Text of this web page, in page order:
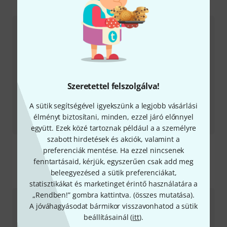
Szeretettel felszolgálva!
A sütik segítségével igyekszünk a legjobb vásárlási
élményt biztosítani, minden, ezzel járó előnnyel
együtt. Ezek közé tartoznak például a a személyre
szabott hirdetések és akciók, valamint a
preferenciák mentése. Ha ezzel nincsenek
fenntartásaid, kérjük, egyszerűen csak add meg
beleegyezésed a sütik preferenciákat,
statisztikákat és marketinget érintő használatára a
„Rendben!” gombra kattintva. (összes mutatása).
A jóváhagyásodat bármikor visszavonhatod a sütik
beállításainál (itt).
Tesztbeszámoló
10" Black Hole Practice Pad
Így érhetsz el minket
Ügyfélszolgálat - Magyarország